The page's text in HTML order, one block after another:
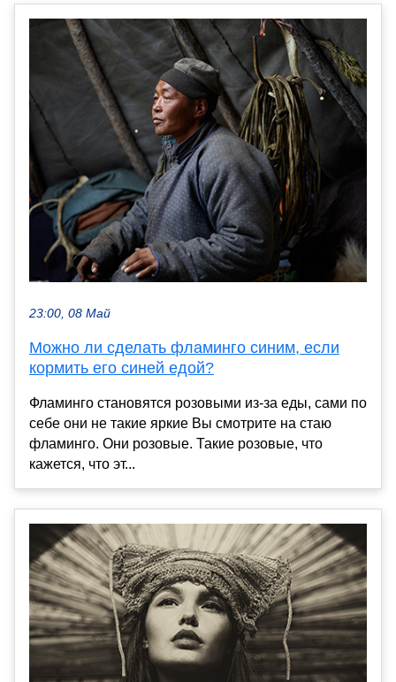
23:00, 08 Май
Можно ли сделать фламинго синим, если
кормить его синей едой?
Фламинго становятся розовыми из-за еды, сами по
себе они не такие яркие Вы смотрите на стаю
фламинго. Они розовые. Такие розовые, что
кажется, что эт...